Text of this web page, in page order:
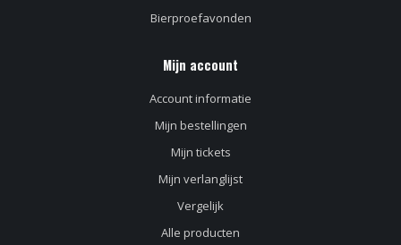
Bierproefavonden
Mijn account
Account informatie
Mijn bestellingen
Mijn tickets
Mijn verlanglijst
Vergelijk
Alle producten